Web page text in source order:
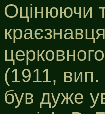
Оцінюючи
(1911,
був дуже